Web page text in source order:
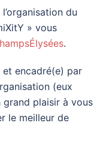
du
» vous
.
et encadré(e) par
(eux
plaisir à vous
le meilleur de